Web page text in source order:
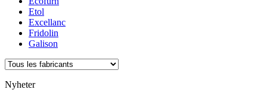
Etol
Excellanc
Fridolin
Galison
Nyheter